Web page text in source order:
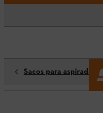
Sacos para aspiradores